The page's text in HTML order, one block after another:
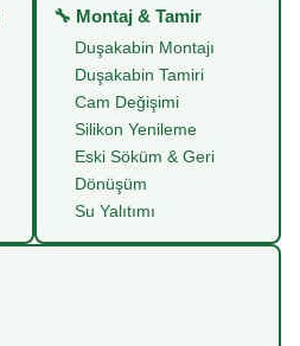
🔧 Montaj & Tamir
Duşakabin Montajı
Duşakabin Tamiri
Cam Değişimi
Silikon Yenileme
Eski Söküm & Geri
Dönüşüm
Su Yalıtımı